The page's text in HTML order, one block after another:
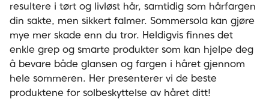
resultere i tørt og livløst hår, samtidig som hårfargen
din sakte, men sikkert falmer. Sommersola kan gjøre
mye mer skade enn du tror. Heldigvis finnes det
enkle grep og smarte produkter som kan hjelpe deg
å bevare både glansen og fargen i håret gjennom
hele sommeren. Her presenterer vi de beste
produktene for solbeskyttelse av håret ditt!